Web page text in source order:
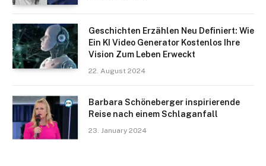
Geschichten Erzählen Neu Definiert: Wie
Ein KI Video Generator Kostenlos Ihre
Vision Zum Leben Erweckt
22. August 2024
Barbara Schöneberger inspirierende
Reise nach einem Schlaganfall
23. January 2024